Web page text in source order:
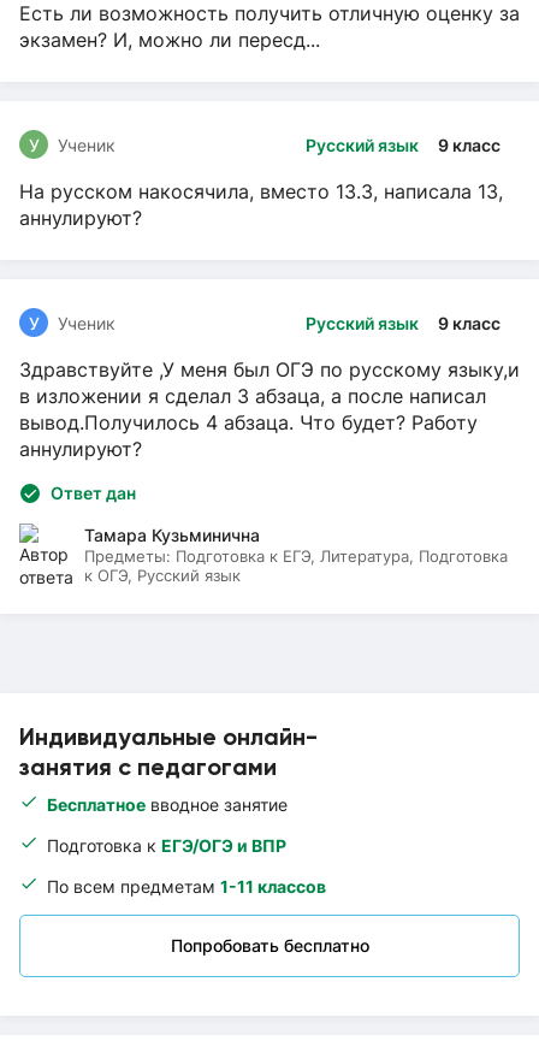
Индивидуальные онлайн-
занятия с педагогами
Бесплатное вводное занятие
Подготовка к ЕГЭ/ОГЭ и ВПР
По всем предметам 1-11 классов
Попробовать бесплатно
Есть ли возможность получить отличную оценку за
экзамен? И, можно ли пересд...
Русский язык 9 класс
У Ученик
На русском накосячила, вместо 13.3, написала 13,
аннулируют?
Русский язык 9 класс
У Ученик
Здравствуйте ,У меня был ОГЭ по русскому языку,и
в изложении я сделал 3 абзаца, а после написал
вывод.Получилось 4 абзаца. Что будет? Работу
аннулируют?
Ответ дан
Тамара Кузьминична
Предметы: Подготовка к ЕГЭ, Литература, Подготовка
к ОГЭ, Русский язык